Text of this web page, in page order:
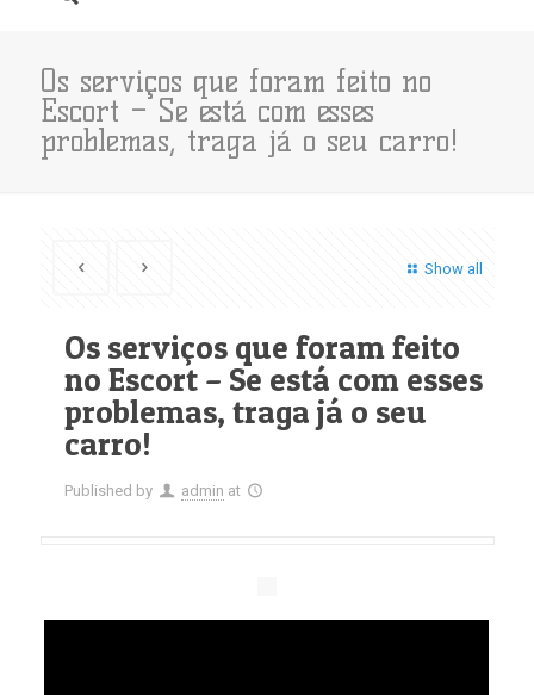
Os serviços que foram feito no
Escort – Se está com esses
problemas, traga já o seu carro!
Show all
Os serviços que foram feito
no Escort – Se está com esses
problemas, traga já o seu
carro!
Published by admin at